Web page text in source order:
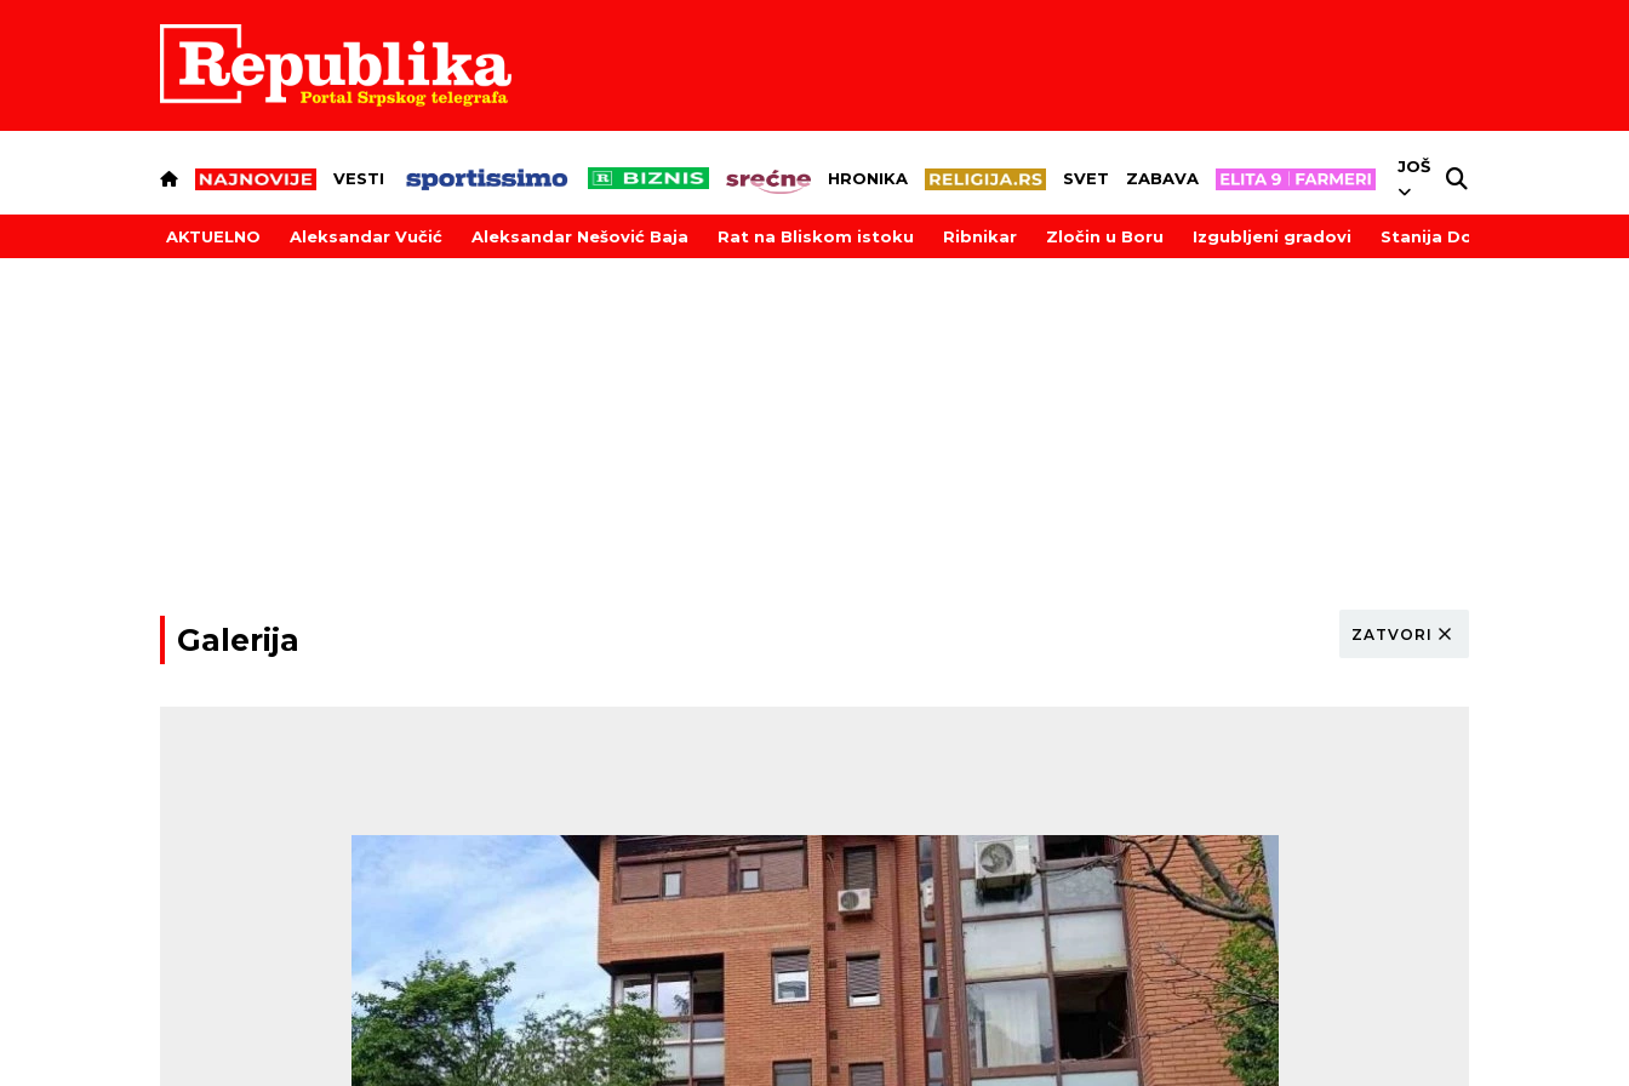
VESTI HRONIKA SVET ZABAVA
JOŠ
AKTUELNO Aleksandar Vučić Aleksandar Nešović Baja Rat na Bliskom istoku Ribnikar Zločin u Boru Izgubljeni gradovi Stanija Dobrojević
Galerija ZATVORI